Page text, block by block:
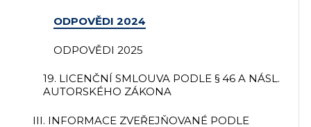
ODPOVĚDI 2024
ODPOVĚDI 2025
19. LICENČNÍ SMLOUVA PODLE § 46 A NÁSL.
AUTORSKÉHO ZÁKONA
III. INFORMACE ZVEŘEJŇOVANÉ PODLE